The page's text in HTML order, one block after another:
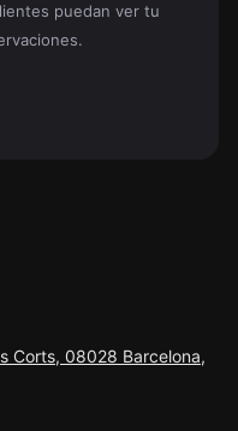
puedan ver tu
Corts, 08028 Barcelona,